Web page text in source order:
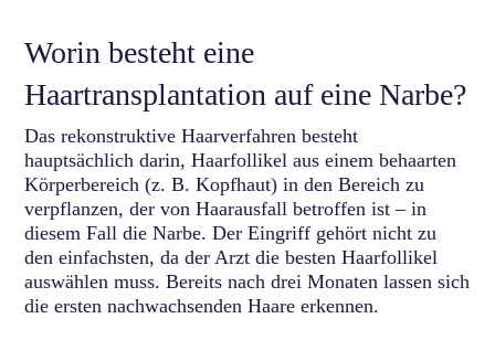
Worin besteht eine
Haartransplantation auf eine Narbe?
Das rekonstruktive Haarverfahren besteht
hauptsächlich darin, Haarfollikel aus einem behaarten
Körperbereich (z. B. Kopfhaut) in den Bereich zu
verpflanzen, der von Haarausfall betroffen ist – in
diesem Fall die Narbe. Der Eingriff gehört nicht zu
den einfachsten, da der Arzt die besten Haarfollikel
auswählen muss. Bereits nach drei Monaten lassen sich
die ersten nachwachsenden Haare erkennen.